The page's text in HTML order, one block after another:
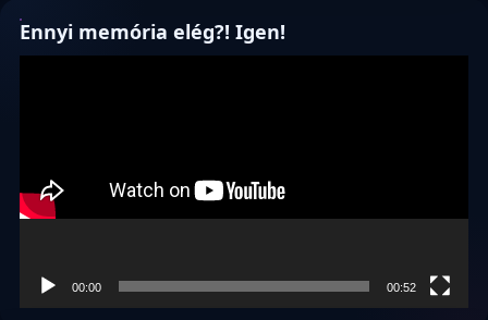
Ennyi memória elég?! Igen!
00:00 00:52